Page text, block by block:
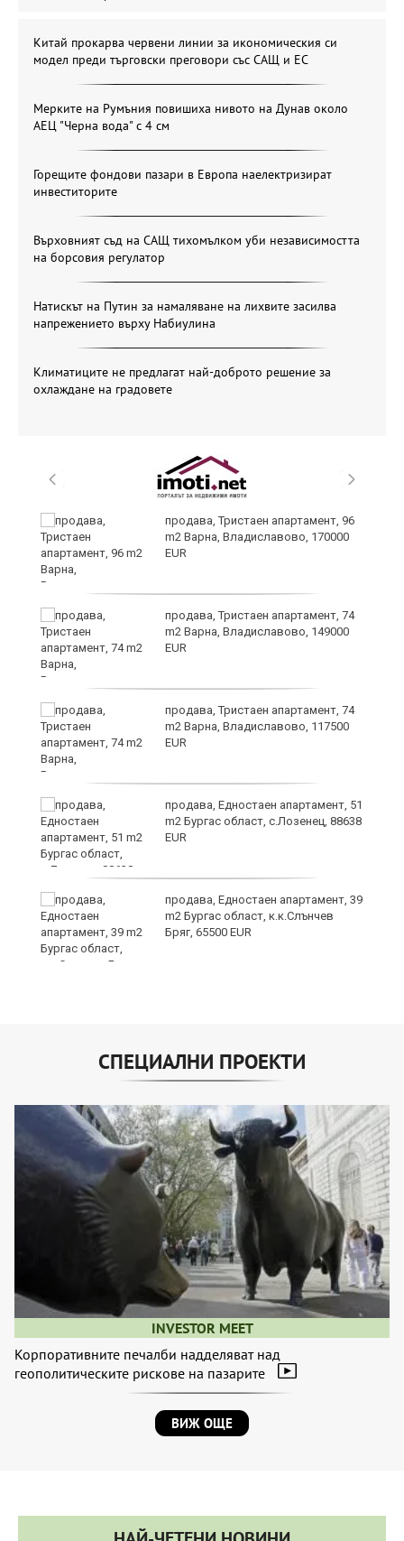
Китай прокарва червени линии за икономическия си
модел преди търговски преговори със САЩ и ЕС
Мерките на Румъния повишиха нивото на Дунав около
АЕЦ "Черна вода" с 4 см
Горещите фондови пазари в Европа наелектризират
инвеститорите
Върховният съд на САЩ тихомълком уби независимостта
на борсовия регулатор
Натискът на Путин за намаляване на лихвите засилва
напрежението върху Набиулина
Климатиците не предлагат най-доброто решение за
охлаждане на градовете
продава, Тристаен апартамент, 96
m2 Варна, Владиславово, 170000
EUR
продава, Тристаен апартамент, 74
m2 Варна, Владиславово, 149000
EUR
продава, Тристаен апартамент, 74
m2 Варна, Владиславово, 117500
EUR
продава, Едностаен апартамент, 51
m2 Бургас област, с.Лозенец, 88638
EUR
продава, Едностаен апартамент, 39
m2 Бургас област, к.к.Слънчев
Бряг, 65500 EUR
СПЕЦИАЛНИ ПРОЕКТИ
INVESTOR MEET
Корпоративните печалби надделяват над
геополитическите рискове на пазарите
ВИЖ ОЩЕ